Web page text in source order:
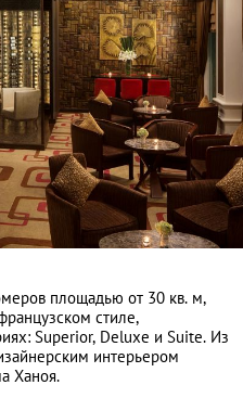
площадью от 30 кв. м,
стиле,
Superior, Deluxe и Suite. Из
интерьером
Ханоя.